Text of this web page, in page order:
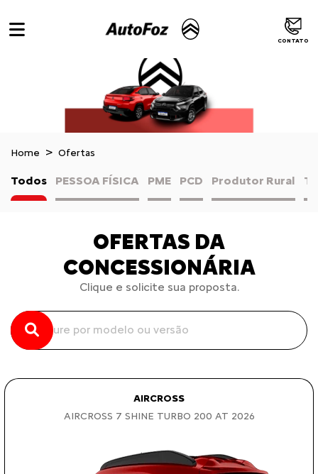
CONTATO
Home Ofertas
Todos PESSOA FÍSICA PME PCD Produtor Rural
OFERTAS DA
CONCESSIONÁRIA
Clique e solicite sua proposta.
AIRCROSS
AIRCROSS 7 SHINE TURBO 200 AT 2026